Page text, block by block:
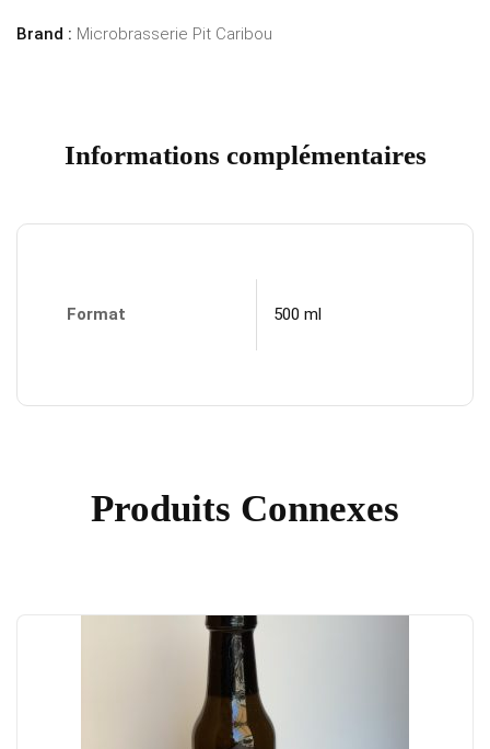
Brand : Microbrasserie Pit Caribou
Informations complémentaires
Format 500 ml
Produits Connexes